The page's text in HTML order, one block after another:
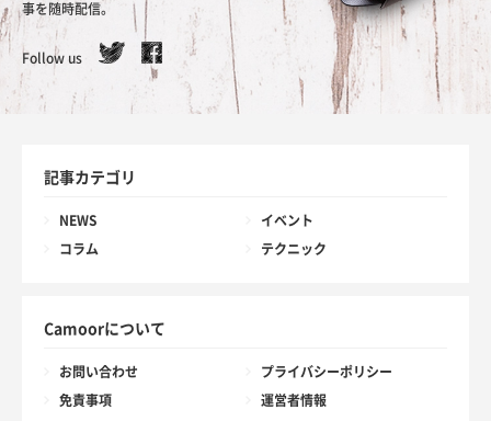
事を随時配信。
Follow us
記事カテゴリ
NEWS イベント
コラム テクニック
Camoorについて
お問い合わせ プライバシーポリシー
免責事項 運営者情報